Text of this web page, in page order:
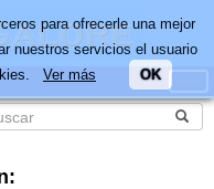
para ofrecerle una mejor
nuestros servicios el usuario
Ver más OK